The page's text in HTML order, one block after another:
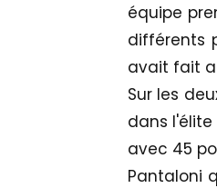
équipe
différents
avait fait
Sur les
dans
avec 45
Pantaloni